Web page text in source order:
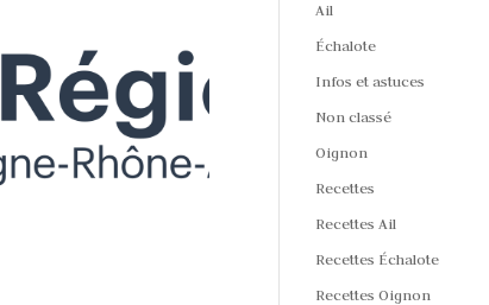
Ail
Échalote
Infos et astuces
Non classé
Oignon
Recettes
Recettes Ail
Recettes Échalote
Recettes Oignon